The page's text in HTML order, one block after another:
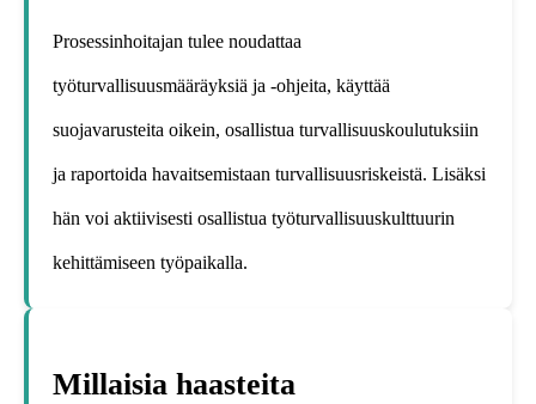
Prosessinhoitajan tulee noudattaa
työturvallisuusmääräyksiä ja -ohjeita, käyttää
suojavarusteita oikein, osallistua turvallisuuskoulutuksiin
ja raportoida havaitsemistaan turvallisuusriskeistä. Lisäksi
hän voi aktiivisesti osallistua työturvallisuuskulttuurin
kehittämiseen työpaikalla.
Millaisia haasteita